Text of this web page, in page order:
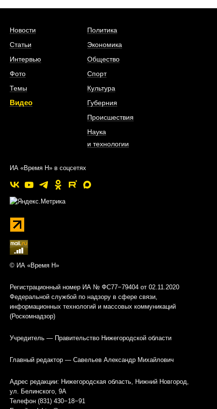
Новости
Статьи
Интервью
Фото
Темы
Видео
Политика
Экономика
Общество
Спорт
Культура
Губерния
Происшествия
Наука
и технологии
ИА «Время Н» в соцсетях
© ИА «Время Н»
Регистрационный номер ИА № ФС77−79404 от 02.11.2020
Федеральной службой по надзору в сфере связи,
информационных технологий и массовых коммуникаций
(Роскомнадзор)
Учредитель — Правительство Нижегородской области
Главный редактор — Савельев Александр Михайлович
Адрес редакции: Нижегородская область, Нижний Новгород,
ул. Белинского, 9А
Телефон (831) 430−18−91